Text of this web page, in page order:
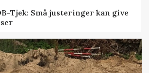
Tjek: Små justeringer kan give